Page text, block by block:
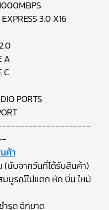
EXPRESS 3.0 X16
A
C
PORTS
ค้า
(นับจากวันที่ได้รับสินค้า)
บูรณ์ไม่แตก หัก บิ่น ไหม้
ำรุด ฉีกขาด